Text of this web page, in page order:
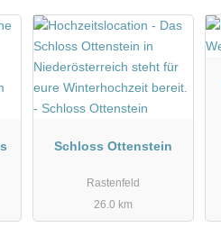
Schloss Ottenstein
Rastenfeld
26.0 km